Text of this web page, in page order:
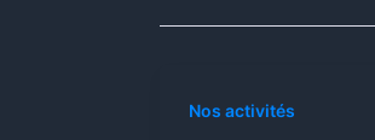
Nos activités